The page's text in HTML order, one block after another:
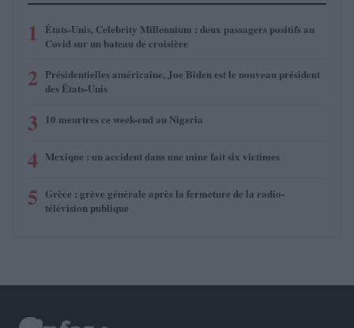
1
États-Unis, Celebrity Millennium : deux passagers positifs au
Covid sur un bateau de croisière
2 Présidentielles américaine, Joe Biden est le nouveau président
des États-Unis
3 10 meurtres ce week-end au Nigeria
4 Mexique : un accident dans une mine fait six victimes
5 Grèce : grève générale après la fermeture de la radio-
télévision publique